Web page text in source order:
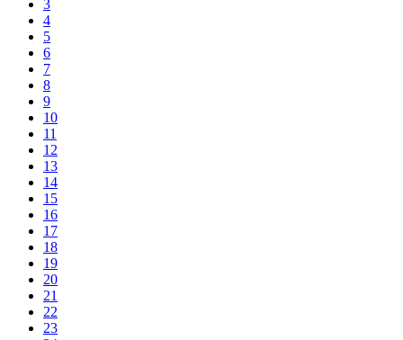
3
4
5
6
7
8
9
10
11
12
13
14
15
16
17
18
19
20
21
22
23